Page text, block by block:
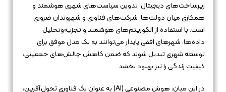
زیرساخت‌های دیجیتال، تدوین سیاست‌های شهری هوشمند و
همکاری میان دولت‌ها، شرکت‌های فناوری و شهروندان ضروری
است. با استفاده از الگوریتم‌های هوشمند و تجزیه‌وتحلیل
داده‌ها، شهرهای افقی پایدار می‌توانند به یک مدل موفق برای
توسعه شهری تبدیل شوند که ضمن کاهش چالش‌های جمعیتی،
کیفیت زندگی را نیز بهبود بخشد.
در این میان، هوش مصنوعی (AI) به عنوان یک فناوری تحول‌آفرین،